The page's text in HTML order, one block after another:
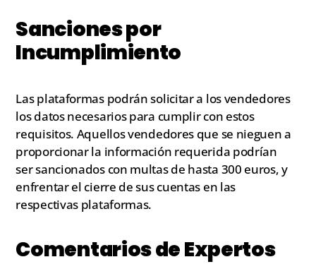
Sanciones por
Incumplimiento
Las plataformas podrán solicitar a los vendedores
los datos necesarios para cumplir con estos
requisitos. Aquellos vendedores que se nieguen a
proporcionar la información requerida podrían
ser sancionados con multas de hasta 300 euros, y
enfrentar el cierre de sus cuentas en las
respectivas plataformas.
Comentarios de Expertos